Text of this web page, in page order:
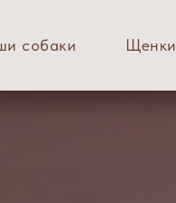
собаки Щенки